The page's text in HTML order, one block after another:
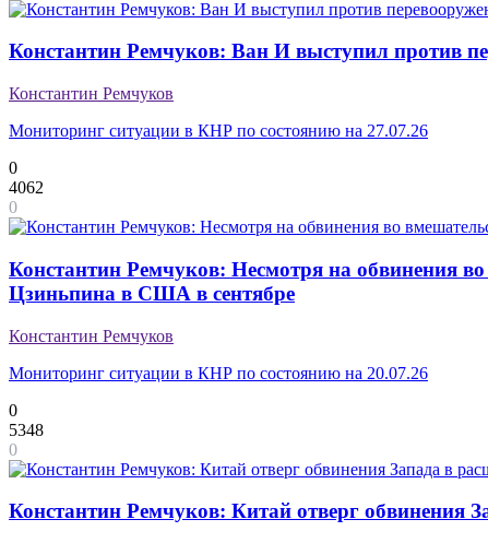
Константин Ремчуков: Ван И выступил против
Константин Ремчуков
Мониторинг ситуации в КНР по состоянию на 27.07.26
0
4062
0
Константин Ремчуков: Несмотря на обвинения
Цзиньпина в США в сентябре
Константин Ремчуков
Мониторинг ситуации в КНР по состоянию на 20.07.26
0
5348
0
Константин Ремчуков: Китай отверг обвинения